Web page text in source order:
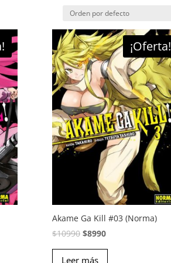
¡Oferta!
Akame Ga Kill #03 (Norma)
$10990 El
precio
original
$8990El
precio
Leer más